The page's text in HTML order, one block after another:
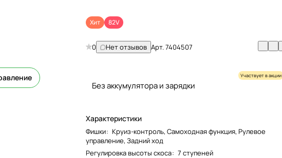
Хит 82V
0 Нет отзывов Арт.7404507
Участвует в акции
Без аккумулятора и зарядки
Характеристики
Фишки: Круиз-контроль, Самоходная функция, Рулевое
управление, Задний ход
Регулировка высоты скоса: 7 ступеней